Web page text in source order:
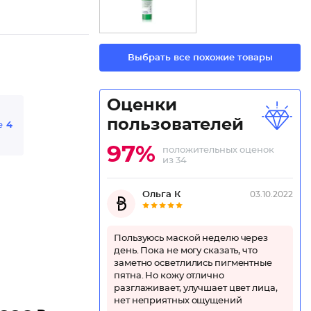
4
Выбрать все похожие товары
Оценки
пользователей
97%
положительных оценок
из 34
Ольга К 03.10.2022
Пользуюсь маской неделю через
день. Пока не могу сказать, что
заметно осветлились пигментные
пятна. Но кожу отлично
разглаживает, улучшает цвет лица,
нет неприятных ощущений